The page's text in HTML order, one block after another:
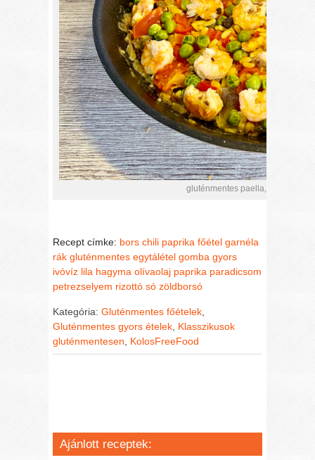
gluténmentes paella, ahogyan
Recept címke: bors chili paprika főétel garnéla
rák gluténmentes egytálétel gomba gyors
ivóvíz lila hagyma olívaolaj paprika paradicsom
petrezselyem rizottó só zöldborsó
Kategória:Gluténmentes főételek,
Gluténmentes gyors ételek, Klasszikusok
gluténmentesen, KolosFreeFood
Ajánlott receptek: